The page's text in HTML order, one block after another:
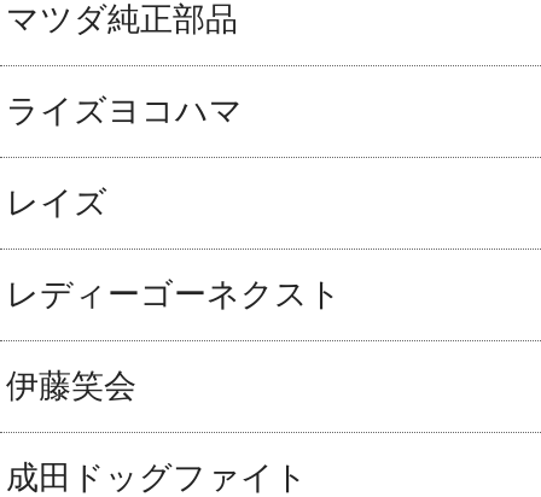
マツダ純正部品
ライズヨコハマ
レイズ
レディーゴーネクスト
伊藤笑会
成田ドッグファイト